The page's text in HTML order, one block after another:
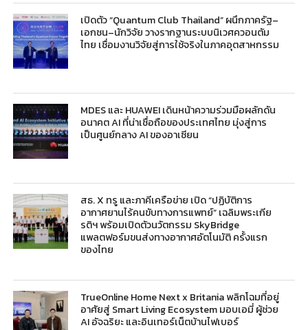
เปิดตัว “Quantum Club Thailand” ผนึกภาครัฐ–
เอกชน–นักวิจัย วางรากฐานระบบนิเวศควอนตัม
ไทย เชื่อมงานวิจัยสู่การใช้จริงในภาคอุตสาหกรรม
MDES และ HUAWEI เดินหน้าความร่วมมือผลักดัน
อนาคต AI ที่น่าเชื่อถือของประเทศไทย มุ่งสู่การ
เป็นศูนย์กลาง AI ของอาเซียน
สธ. X ทรู และภาคีเครือข่าย เปิด “ปฏิบัติการ
อากาศยานไร้คนขับทางการแพทย์” เฉลิมพระเกีย
รติฯ พร้อมเปิดตัวนวัตกรรม SkyBridge
แพลตฟอร์มขนส่งทางอากาศอัตโนมัติ ครั้งแรก
ของไทย
TrueOnline Home Next x Britania พลิกโฉมที่อยู่
อาศัยสู่ Smart Living Ecosystem มอบเอมี่ ผู้ช่วย
AI อัจฉริยะ และอินเทอร์เน็ตบ้านไฟเบอร์